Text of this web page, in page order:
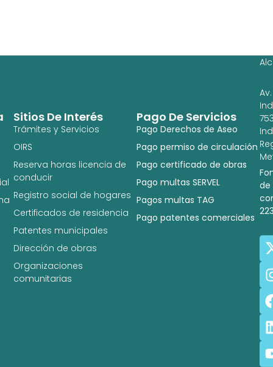
Pago De Servicios
Pago Derechos de Aseo
Pago permiso de circulación
Pago certificado de obras
Pago multas SERVEL
Pagos multas TAG
Pago patentes comerciales
Sitios De Interés
Trámites y Servicios
OIRS
Reserva horas licencia de
conducir
Registro social de hogares
Certificados de residencia
Patentes municipales
Dirección de obras
Organizaciones
comunitarias
Av.
de